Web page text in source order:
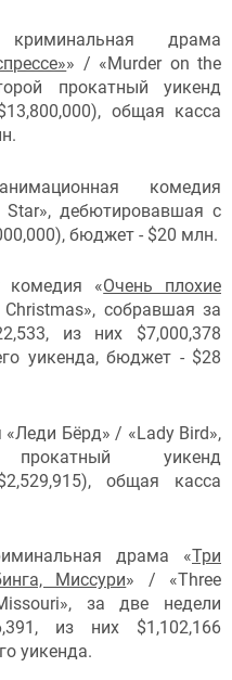
драма
» / «Murder on the
прокатный уикенд
общая касса
комедия
дебютировавшая с
бюджет - $20 млн.
комедия «Очень плохие
собравшая за
из них $7,000,378
уикенда, бюджет - $28
Бёрд» / «Lady Bird»,
уикенд
общая касса
драма «Три
Миссури» / «Three
за две недели
из них $1,102,166
уикенда.